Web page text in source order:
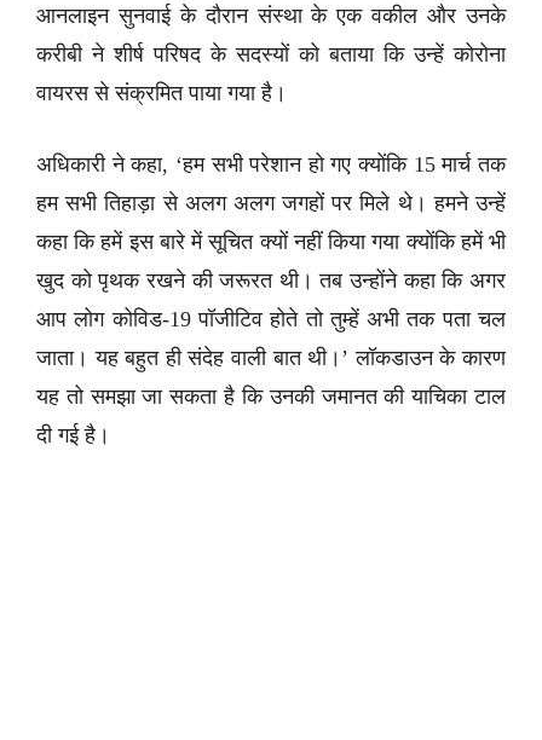
आनलाइन सुनवाई के दौरान संस्था के एक वकील और उनके
करीबी ने शीर्ष परिषद के सदस्यों को बताया कि उन्हें कोरोना
वायरस से संक्रमित पाया गया है।
अधिकारी ने कहा, ‘हम सभी परेशान हो गए क्योंकि 15 मार्च तक
हम सभी तिहाड़ा से अलग अलग जगहों पर मिले थे। हमने उन्हें
कहा कि हमें इस बारे में सूचित क्यों नहीं किया गया क्योंकि हमें भी
खुद को पृथक रखने की जरूरत थी। तब उन्होंने कहा कि अगर
आप लोग कोविड-19 पॉजीटिव होते तो तुम्हें अभी तक पता चल
जाता। यह बहुत ही संदेह वाली बात थी।’ लॉकडाउन के कारण
यह तो समझा जा सकता है कि उनकी जमानत की याचिका टाल
दी गई है।